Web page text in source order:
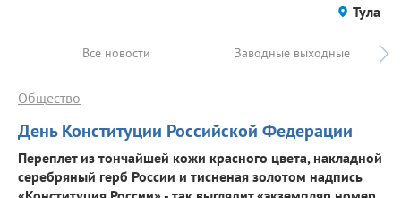
Тула
Все новости Заводные выходные
День Конституции Российской Федерации
Общество
Переплет из тончайшей кожи красного цвета, накладной
серебряный герб России и тисненая золотом надпись